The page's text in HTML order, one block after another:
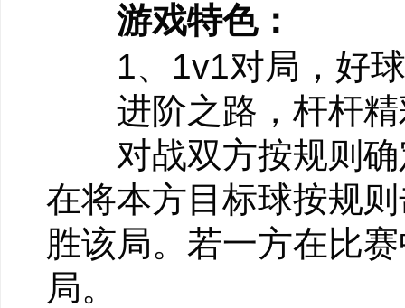
游戏特色：
1、1v1对局，好球
进阶之路，杆杆精
对战双方按规则确
在将本方目标球按规
胜该局。若一方在比
局。